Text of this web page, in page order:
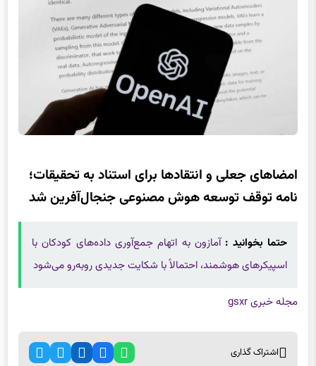
امضاهای جعلی و انتقادها برای استناد به تحقیقات؛
نامه توقف توسعه هوش مصنوعی جنجال‌آفرین شد
حتما بخوانید :آمازون به اتهام جمع‌آوری داده‌های کودکان با
اسپیکرهای هوشمند، احتمالاً با شکایت جدیدی روبه‌رو می‌شود
مجله خبری gsxr
اشتراک گذاری